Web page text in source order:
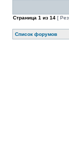
Страница 1 из 14 [
Список форумов